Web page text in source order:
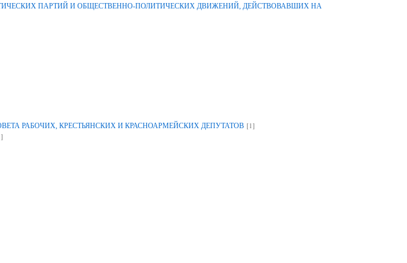
ПАРТИЙ И ОБЩЕСТВЕННО-ПОЛИТИЧЕСКИХ ДВИЖЕНИЙ, ДЕЙСТВОВАВШИХ НА
РАБОЧИХ, КРЕСТЬЯНСКИХ И КРАСНОАРМЕЙСКИХ ДЕПУТАТОВ [1]